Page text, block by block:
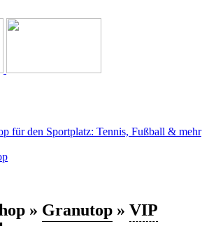
für den Sportplatz: Tennis, Fußball & mehr
» Granutop » VIP